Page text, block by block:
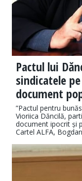
Pactul lui
sindicatele
document
”Pactul pentru
Vioriica Dăncilă,
document ipocrit și
Cartel ALFA,